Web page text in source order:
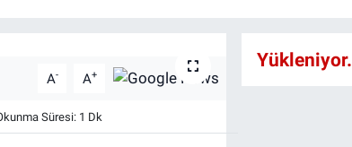
A- A+
Süresi: 1 Dk